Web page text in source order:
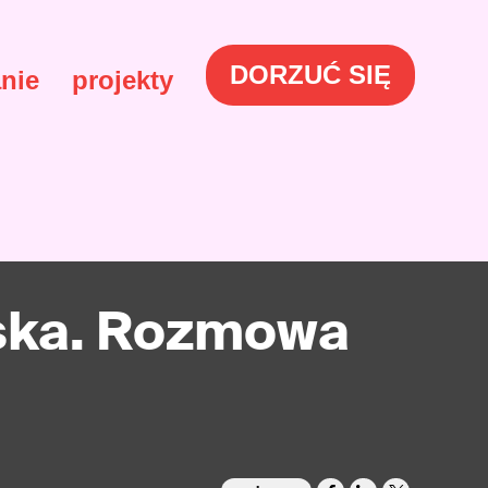
projekty DORZUĆ SIĘ
Rozmowa